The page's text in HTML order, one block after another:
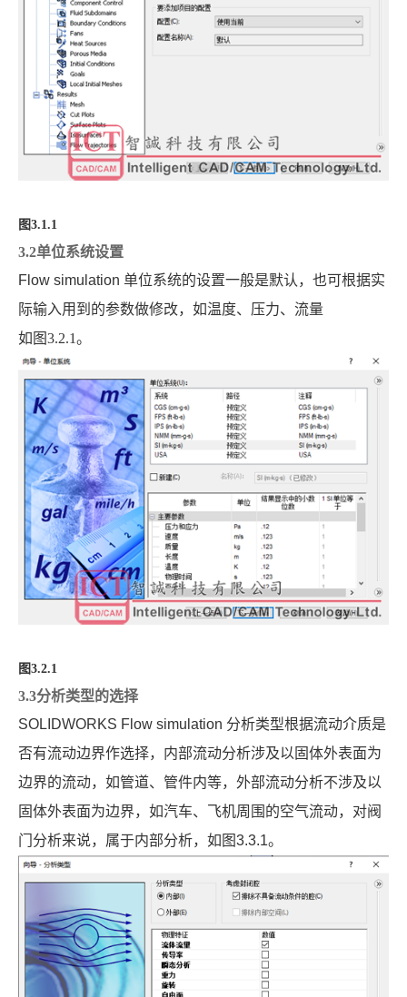
图3.1.1
3.2单位系统设置
Flow simulation 单位系统的设置一般是默认，也可根据实
际输入用到的参数做修改，如温度、压力、流量
如图3.2.1。
图3.2.1
3.3分析类型的选择
SOLIDWORKS Flow simulation 分析类型根据流动介质是
否有流动边界作选择，内部流动分析涉及以固体外表面为
边界的流动，如管道、管件内等，外部流动分析不涉及以
固体外表面为边界，如汽车、飞机周围的空气流动，对阀
门分析来说，属于内部分析，如图3.3.1。